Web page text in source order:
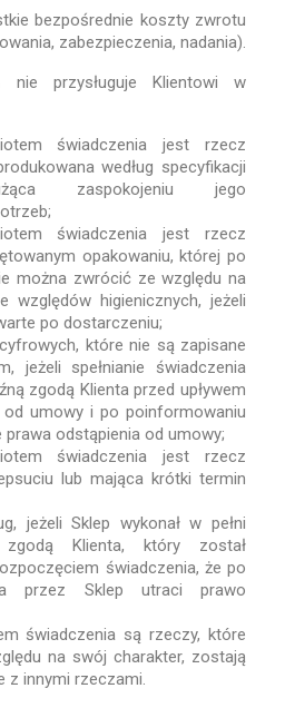
bezpośrednie koszty zwrotu
zabezpieczenia, nadania).
nie przysługuje Klientowi w
świadczenia jest rzecz
według specyfikacji
zaspokojeniu jego
świadczenia jest rzecz
opakowaniu, której po
można zwrócić ze względu na
względów higienicznych, jeżeli
po dostarczeniu;
które nie są zapisane
jeżeli spełnianie świadczenia
zgodą Klienta przed upływem
umowy i po poinformowaniu
odstąpienia od umowy;
świadczenia jest rzecz
lub mająca krótki termin
jeżeli Sklep wykonał w pełni
Klienta, który został
świadczenia, że po
przez Sklep utraci prawo
świadczenia są rzeczy, które
na swój charakter, zostają
z innymi rzeczami.